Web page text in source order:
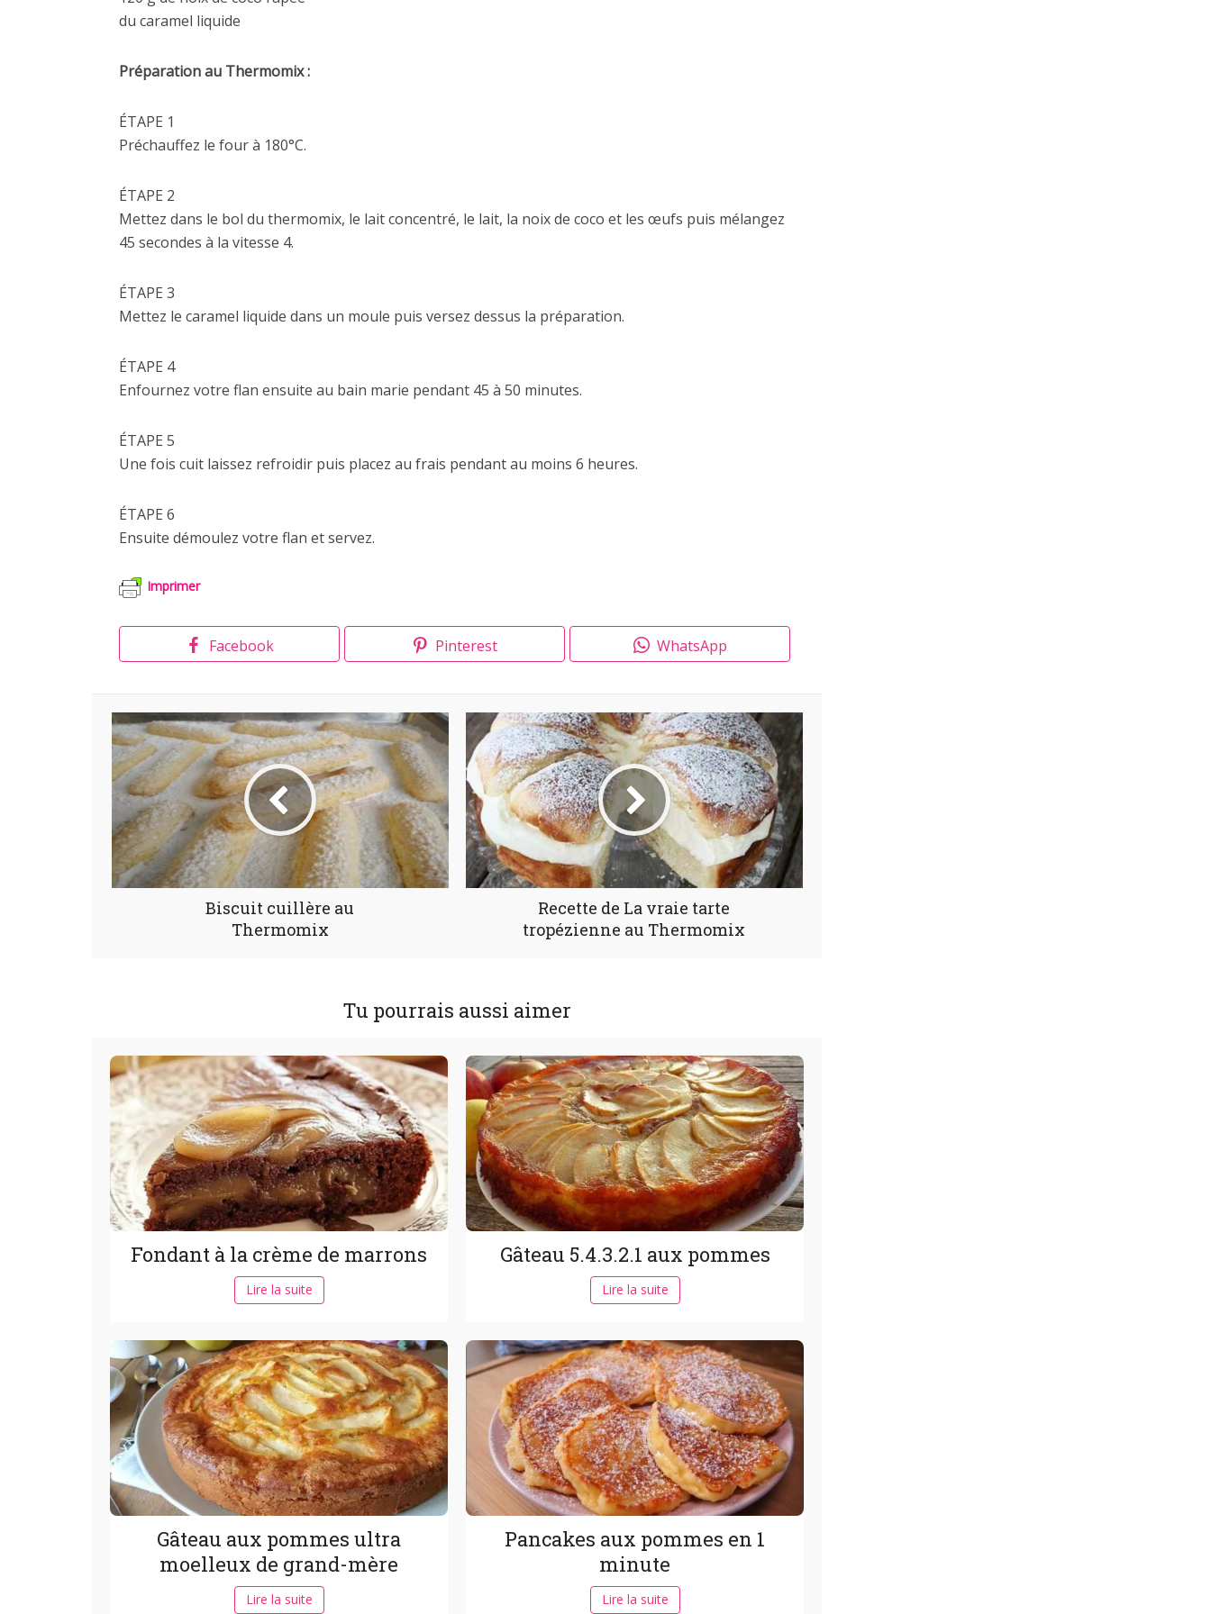
du caramel liquide
Préparation au Thermomix :
ÉTAPE 1
Préchauffez le four à 180°C.
ÉTAPE 2
Mettez dans le bol du thermomix, le lait concentré, le lait, la noix de coco et les œufs puis mélangez
45 secondes à la vitesse 4.
ÉTAPE 3
Mettez le caramel liquide dans un moule puis versez dessus la préparation.
ÉTAPE 4
Enfournez votre flan ensuite au bain marie pendant 45 à 50 minutes.
ÉTAPE 5
Une fois cuit laissez refroidir puis placez au frais pendant au moins 6 heures.
ÉTAPE 6
Ensuite démoulez votre flan et servez.
Imprimer
Facebook Pinterest WhatsApp
Biscuit cuillère au
Thermomix
Recette de La vraie tarte
tropézienne au Thermomix
Tu pourrais aussi aimer
Fondant à la crème de marrons
Lire la suite
Gâteau 5.4.3.2.1 aux pommes
Lire la suite
Gâteau aux pommes ultra
moelleux de grand-mère
Lire la suite
Pancakes aux pommes en 1
minute
Lire la suite